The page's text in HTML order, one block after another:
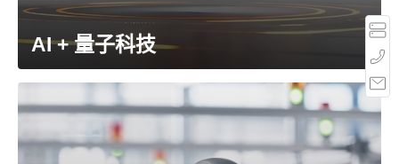
AI + 量子科技
娥
群
667-
21:00